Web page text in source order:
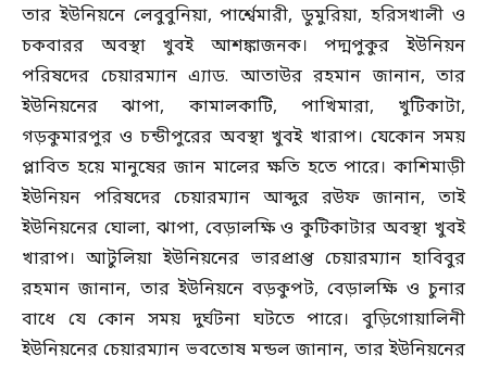
তার ইউনিয়নে লেবুবুনিয়া, পার্শ্বেমারী, ডুমুরিয়া, হরিসখালী ও
চকবারর অবস্থা খুবই আশঙ্কাজনক। পদ্মপুকুর ইউনিয়ন
পরিষদের চেয়ারম্যান এ্যাড. আতাউর রহমান জানান, তার
ইউনিয়নের ঝাপা, কামালকাটি, পাখিমারা, খুটিকাটা,
গড়কুমারপুর ও চন্ডীপুরের অবস্থা খুবই খারাপ। যেকোন সময়
প্লাবিত হয়ে মানুষের জান মালের ক্ষতি হতে পারে। কাশিমাড়ী
ইউনিয়ন পরিষদের চেয়ারম্যান আব্দুর রউফ জানান, তাই
ইউনিয়নের ঘোলা, ঝাপা, বেড়ালক্ষি ও কুটিকাটার অবস্থা খুবই
খারাপ। আটুলিয়া ইউনিয়নের ভারপ্রাপ্ত চেয়ারম্যান হাবিবুর
রহমান জানান, তার ইউনিয়নে বড়কুপট, বেড়ালক্ষি ও চুনার
বাধে যে কোন সময় দুর্ঘটনা ঘটতে পারে। বুড়িগোয়ালিনী
ইউনিয়নের চেয়ারম্যান ভবতোষ মন্ডল জানান, তার ইউনিয়নের